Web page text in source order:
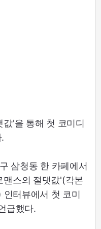
'을 통해 첫 코미디
삼청동 한 카페에서
맨스의 절댓값'(각본
터뷰에서 첫 코미
급했다.